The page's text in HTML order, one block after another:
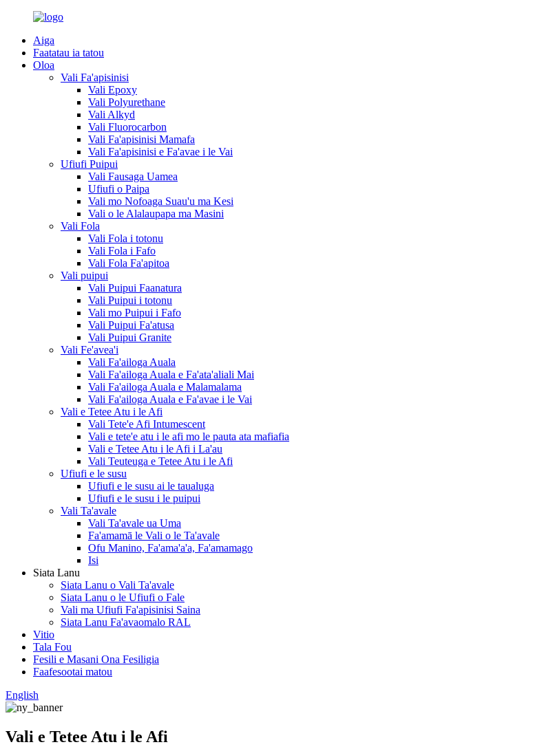
Aiga
Faatatau ia tatou
Oloa
Vali Fa'apisinisi
Vali Epoxy
Vali Polyurethane
Vali Alkyd
Vali Fluorocarbon
Vali Fa'apisinisi Mamafa
Vali Fa'apisinisi e Fa'avae i le Vai
Ufiufi Puipui
Vali Fausaga Uamea
Ufiufi o Paipa
Vali mo Nofoaga Suau'u ma Kesi
Vali o le Alalaupapa ma Masini
Vali Fola
Vali Fola i totonu
Vali Fola i Fafo
Vali Fola Fa'apitoa
Vali puipui
Vali Puipui Faanatura
Vali Puipui i totonu
Vali mo Puipui i Fafo
Vali Puipui Fa'atusa
Vali Puipui Granite
Vali Fe'avea'i
Vali Fa'ailoga Auala
Vali Fa'ailoga Auala e Fa'ata'aliali Mai
Vali Fa'ailoga Auala e Malamalama
Vali Fa'ailoga Auala e Fa'avae i le Vai
Vali e Tetee Atu i le Afi
Vali Tete'e Afi Intumescent
Vali e tete'e atu i le afi mo le pauta ata mafiafia
Vali e Tetee Atu i le Afi i La'au
Vali Teuteuga e Tetee Atu i le Afi
Ufiufi e le susu
Ufiufi e le susu ai le taualuga
Ufiufi e le susu i le puipui
Vali Ta'avale
Vali Ta'avale ua Uma
Fa'amamā le Vali o le Ta'avale
Ofu Manino, Fa'ama'a'a, Fa'amamago
Isi
Siata Lanu
Siata Lanu o Vali Ta'avale
Siata Lanu o le Ufiufi o Fale
Vali ma Ufiufi Fa'apisinisi Saina
Siata Lanu Fa'avaomalo RAL
Vitio
Tala Fou
Fesili e Masani Ona Fesiligia
Faafesootai matou
English
Vali e Tetee Atu i le Afi